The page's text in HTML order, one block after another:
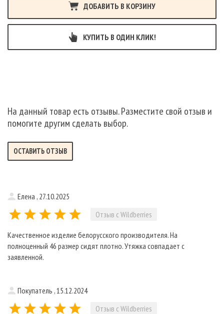
ДОБАВИТЬ В КОРЗИНУ
КУПИТЬ В ОДИН КЛИК!
На данный товар есть отзывы. Разместите свой отзыв и
помогите другим сделать выбор.
ОСТАВИТЬ ОТЗЫВ
Елена , 27.10.2025
Отзыв с Wildberries
Качественное изделие белорусского производителя. На
полноценный 46 размер сидят плотно. Утяжка совпадает с
заявленной.
Покупатель , 15.12.2024
Отзыв с Wildberries